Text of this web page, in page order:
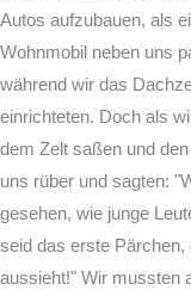
Autos aufzubauen, als
Wohnmobil neben uns
während wir das
einrichteten. Doch als
dem Zelt saßen und
uns rüber und sagten:
gesehen, wie junge
seid das erste
aussieht!" Wir mussten